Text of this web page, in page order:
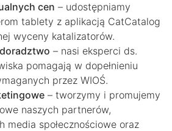
cen – udostępniamy
tablety z aplikacją CatCatalog
wyceny katalizatorów.
– nasi eksperci ds.
pomagają w dopełnieniu
przez WIOŚ.
– tworzymy i promujemy
naszych partnerów,
media społecznościowe oraz